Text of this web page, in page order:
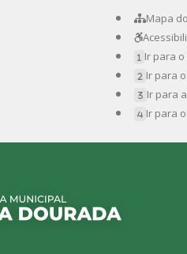
Mapa
Ir para
Ir para
Ir para
Ir para